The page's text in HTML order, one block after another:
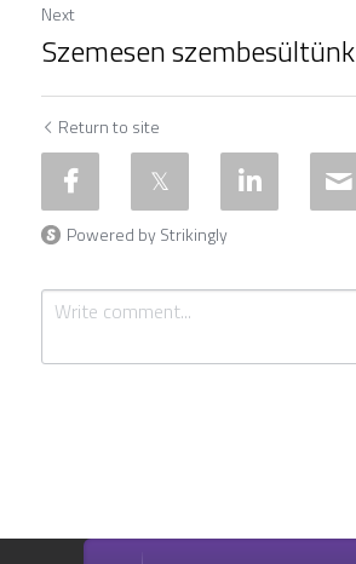
Next
Szemesen szembesültünk
Return to site
Powered by Strikingly